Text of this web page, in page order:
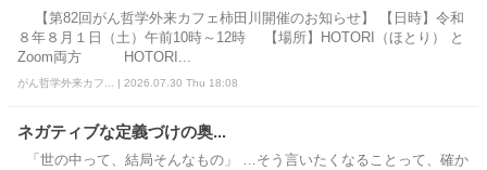
【第82回がん哲学外来カフェ柿田川開催のお知らせ】 【日時】令和
８年８月１日（土）午前10時～12時 【場所】HOTORI（ほとり） と
Zoom両方 HOTORI...
がん哲学外来カフ... | 2026.07.30 Thu 18:08
ネガティブな定義づけの奥...
「世の中って、結局そんなもの」 …そう言いたくなることって、確か